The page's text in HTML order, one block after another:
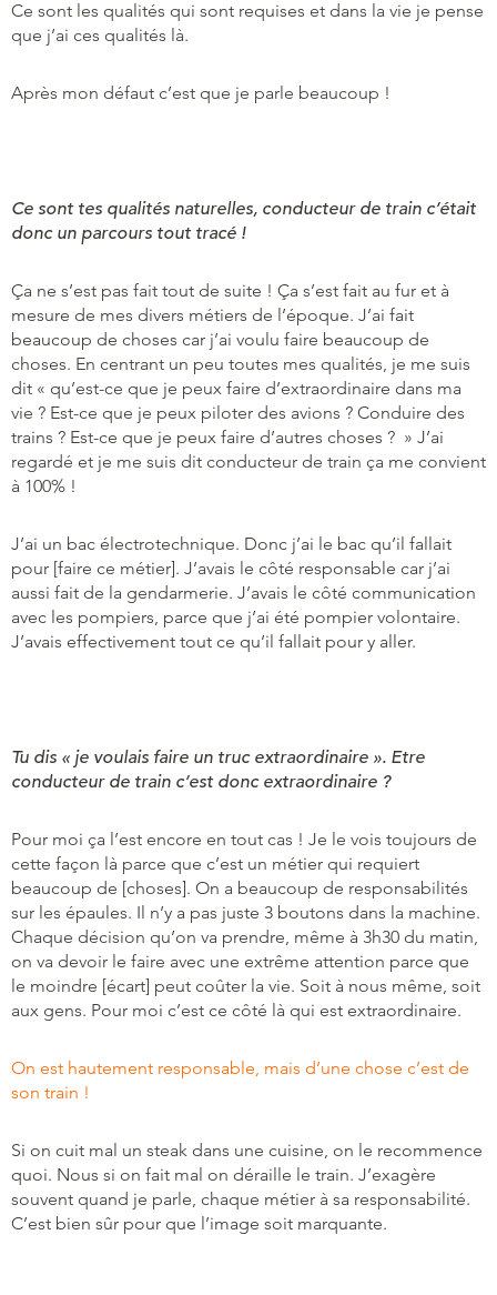
Ce sont les qualités qui sont requises et dans la vie je pense
que j’ai ces qualités là.
Après mon défaut c’est que je parle beaucoup !
Ce sont tes qualités naturelles, conducteur de train c’était
donc un parcours tout tracé !
Ça ne s’est pas fait tout de suite ! Ça s’est fait au fur et à
mesure de mes divers métiers de l’époque. J’ai fait
beaucoup de choses car j’ai voulu faire beaucoup de
choses. En centrant un peu toutes mes qualités, je me suis
dit « qu’est-ce que je peux faire d’extraordinaire dans ma
vie ? Est-ce que je peux piloter des avions ? Conduire des
trains ? Est-ce que je peux faire d’autres choses ? » J’ai
regardé et je me suis dit conducteur de train ça me convient
à 100% !
J’ai un bac électrotechnique. Donc j’ai le bac qu’il fallait
pour [faire ce métier]. J’avais le côté responsable car j’ai
aussi fait de la gendarmerie. J’avais le côté communication
avec les pompiers, parce que j’ai été pompier volontaire.
J’avais effectivement tout ce qu’il fallait pour y aller.
Tu dis « je voulais faire un truc extraordinaire ». Etre
conducteur de train c’est donc extraordinaire ?
Pour moi ça l’est encore en tout cas ! Je le vois toujours de
cette façon là parce que c’est un métier qui requiert
beaucoup de [choses]. On a beaucoup de responsabilités
sur les épaules. Il n’y a pas juste 3 boutons dans la machine.
Chaque décision qu’on va prendre, même à 3h30 du matin,
on va devoir le faire avec une extrême attention parce que
le moindre [écart] peut coûter la vie. Soit à nous même, soit
aux gens. Pour moi c’est ce côté là qui est extraordinaire.
On est hautement responsable, mais d’une chose c’est de
son train !
Si on cuit mal un steak dans une cuisine, on le recommence
quoi. Nous si on fait mal on déraille le train. J’exagère
souvent quand je parle, chaque métier à sa responsabilité.
C’est bien sûr pour que l’image soit marquante.